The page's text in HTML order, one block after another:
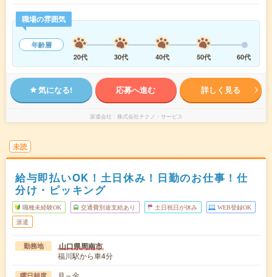
職場の雰囲気
年齢層
20代
30代 40代 50代 60代
気になる! 応募へ進む 詳しく見る
派遣会社 株式会社テクノ・サービス
未読
給与即払いOK！土日休み！日勤のお仕事！仕
分け・ピッキング
職種未経験OK 交通費別途支給あり 土日祝日が休み WEB登録OK
派遣
勤務地 山口県周南市
福川駅から車4分
月～金